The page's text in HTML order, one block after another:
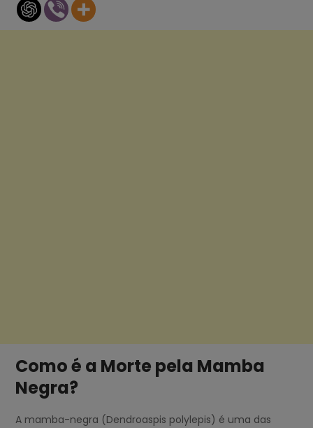
Como é a Morte pela Mamba
Negra?
A mamba-negra (Dendroaspis polylepis) é uma das